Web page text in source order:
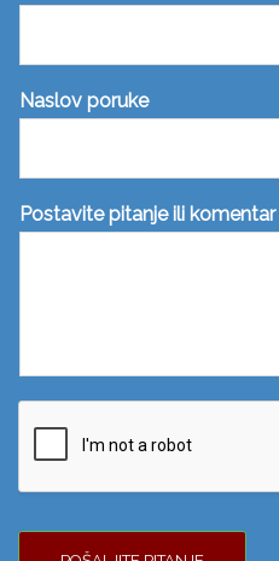
Naslov poruke
Postavite pitanje ili komentar